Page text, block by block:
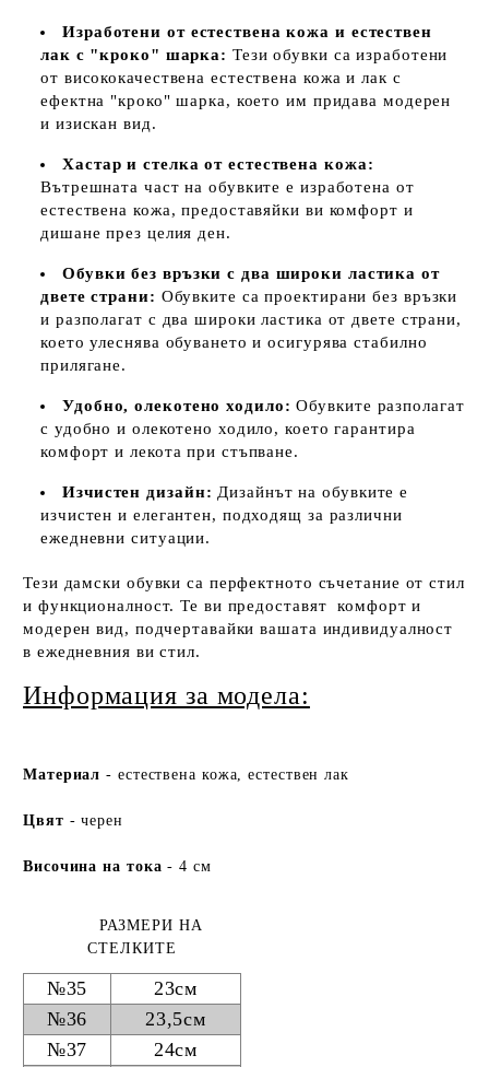
Изработени от естествена кожа и естествен
лак с "кроко" шарка: Тези обувки са изработени
от висококачествена естествена кожа и лак с
ефектна "кроко" шарка, което им придава модерен
и изискан вид.
Хастар и стелка от естествена кожа:
Вътрешната част на обувките е изработена от
естествена кожа, предоставяйки ви комфорт и
дишане през целия ден.
Обувки без връзки с два широки ластика от
двете страни: Обувките са проектирани без връзки
и разполагат с два широки ластика от двете страни,
което улеснява обуването и осигурява стабилно
прилягане.
Удобно, олекотено ходило: Обувките разполагат
с удобно и олекотено ходило, което гарантира
комфорт и лекота при стъпване.
Изчистен дизайн: Дизайнът на обувките е
изчистен и елегантен, подходящ за различни
ежедневни ситуации.
Тези дамски обувки са перфектното съчетание от стил
и функционалност. Те ви предоставят комфорт и
модерен вид, подчертавайки вашата индивидуалност
в ежедневния ви стил.
Информация за модела:
Материал- естествена кожа, естествен лак
Цвят - черен
Височина на тока - 4 см
РАЗМЕРИ НА
СТЕЛКИТЕ
№35
23см
№36
23,5см
№37
24см